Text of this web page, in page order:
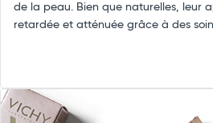
de la peau. Bien que naturelles, leur
retardée et atténuée grâce à des